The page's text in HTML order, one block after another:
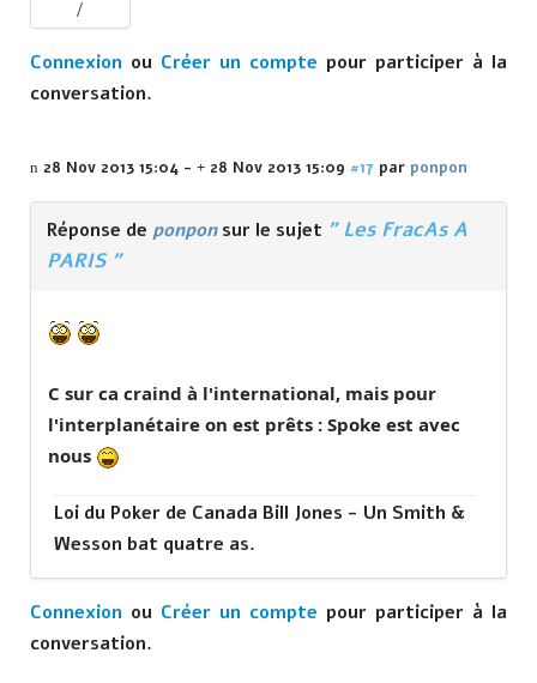
Connexion ou Créer un compte pour participer à la
conversation.
28 Nov 2013 15:04 - 28 Nov 2013 15:09 #17 par ponpon
Réponse de ponponsur le sujet " Les FracAs A
PARIS "
C sur ca craind à l'international, mais pour
l'interplanétaire on est prêts : Spoke est avec
nous
Loi du Poker de Canada Bill Jones - Un Smith &
Wesson bat quatre as.
Connexion ou Créer un compte pour participer à la
conversation.